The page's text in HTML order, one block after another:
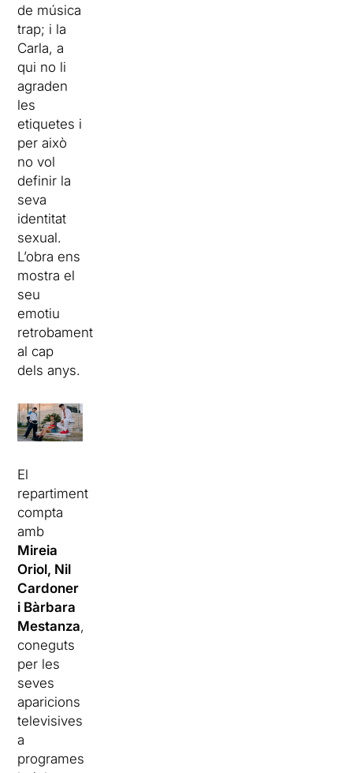
de música
trap; i la
Carla, a
qui no li
agraden
les
etiquetes i
per això
no vol
definir la
seva
identitat
sexual.
L’obra ens
mostra el
seu
emotiu
retrobament
al cap
dels anys.
El
repartiment
compta
amb
Mireia
Oriol, Nil
Cardoner
i Bàrbara
Mestanza,
coneguts
per les
seves
aparicions
televisives
a
programes